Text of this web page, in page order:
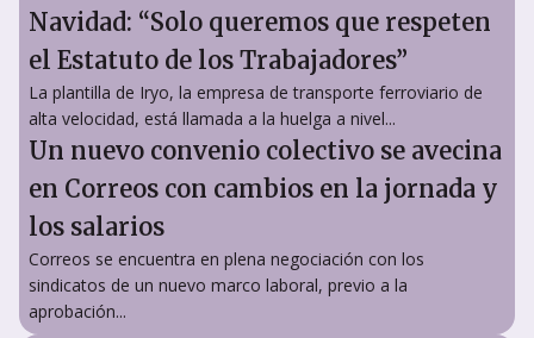
Navidad: “Solo queremos que respeten
el Estatuto de los Trabajadores”
La plantilla de Iryo, la empresa de transporte ferroviario de
alta velocidad, está llamada a la huelga a nivel...
Un nuevo convenio colectivo se avecina
en Correos con cambios en la jornada y
los salarios
Correos se encuentra en plena negociación con los
sindicatos de un nuevo marco laboral, previo a la
aprobación...